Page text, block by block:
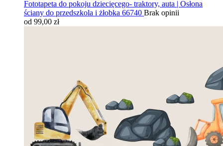
Fototapeta do pokoju dziecięcego- traktory, auta | Osłona
ściany do przedszkola i żłobka 66740 Brak opinii
od 99,00 zł